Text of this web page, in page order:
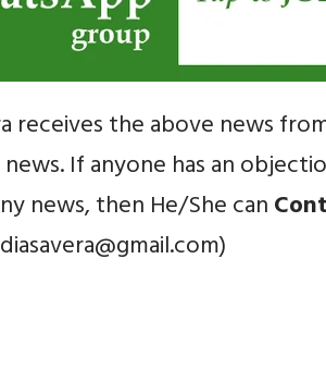
receives the above news
If anyone has an
news, then He/She can